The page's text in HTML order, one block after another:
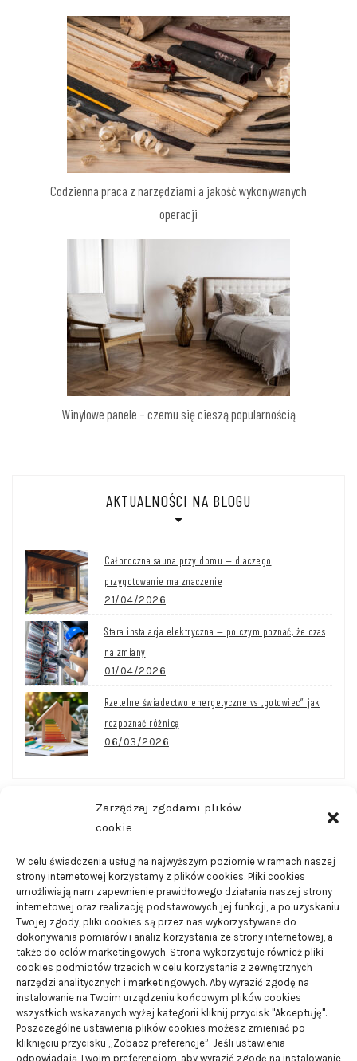
Zarządzaj zgodami plików
cookie
W celu świadczenia usług na najwyższym poziomie w ramach naszej
strony internetowej korzystamy z plików cookies. Pliki cookies
umożliwiają nam zapewnienie prawidłowego działania naszej strony
internetowej oraz realizację podstawowych jej funkcji, a po uzyskaniu
Twojej zgody, pliki cookies są przez nas wykorzystywane do
dokonywania pomiarów i analiz korzystania ze strony internetowej, a
także do celów marketingowych. Strona wykorzystuje również pliki
cookies podmiotów trzecich w celu korzystania z zewnętrznych
narzędzi analitycznych i marketingowych. Aby wyrazić zgodę na
instalowanie na Twoim urządzeniu końcowym plików cookies
wszystkich wskazanych wyżej kategorii kliknij przycisk "Akceptuję".
Poszczególne ustawienia plików cookies możesz zmieniać po
kliknięciu przycisku „Zobacz preferencje”. Jeśli ustawienia
odpowiadają Twoim preferencjom, aby wyrazić zgodę na instalowanie
Codzienna praca z narzędziami a jakość wykonywanych
operacji
Winylowe panele – czemu się cieszą popularnością
AKTUALNOŚCI NA BLOGU
Całoroczna sauna przy domu — dlaczego
przygotowanie ma znaczenie
21/04/2026
Stara instalacja elektryczna — po czym poznać, że czas
na zmiany
01/04/2026
Rzetelne świadectwo energetyczne vs „gotowiec”: jak
rozpoznać różnicę
06/03/2026
CZĘSTO CZYTANE
Wanny wychwytowe – do czego są one wykorzystywane
21/08/2024
Smart domy – czym są i jakie posiadają zalety
01/02/2024
Dlaczego warto pomyśleć o budowie instalacji na
płynny gaz